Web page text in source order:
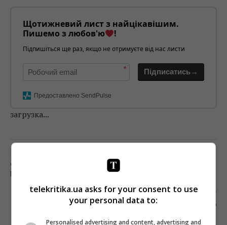
Щотижневий лист з найцікавішим.
Пишемо з любов'ю
!
Підпишіться ще раз, якщо не отримуєте від нас листи
* Підписатись→
Предоставлено SendPulse
загрузка...
Предыдущий пост
СУД ОБЯЗАЛ «НАШІ ГРОШІ» И ОЛЕКСУ
ШАЛАЙСКОГО ВОЗМЕСТИТЬ МОРАЛЬНЫЙ ВРЕД
Следующий пост
NETFLIX И AMAZON ВОЗОБНОВЯТ СЪЕМКИ ВО
telekritika.ua asks for your consent to use
your personal data to:
Personalised advertising and content, advertising and